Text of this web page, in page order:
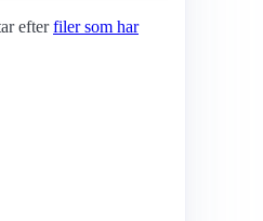
efterfiler som har